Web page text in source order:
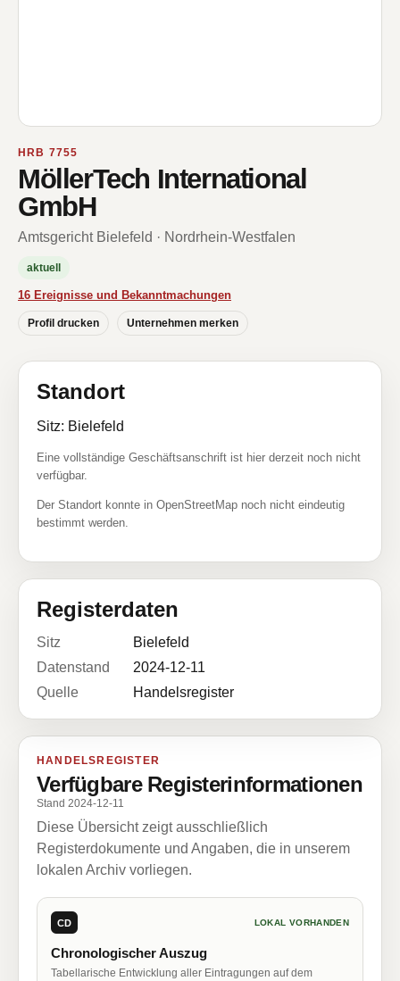
HRB 7755
MöllerTech International
GmbH
Amtsgericht Bielefeld · Nordrhein-Westfalen
aktuell
16 Ereignisse und Bekanntmachungen
Profil drucken Unternehmen merken
Standort
Sitz: Bielefeld
Eine vollständige Geschäftsanschrift ist hier derzeit noch nicht
verfügbar.
Der Standort konnte in OpenStreetMap noch nicht eindeutig
bestimmt werden.
Registerdaten
Sitz
Bielefeld
Datenstand
2024-12-11
Quelle
Handelsregister
HANDELSREGISTER
Verfügbare Registerinformationen
Stand 2024-12-11
Diese Übersicht zeigt ausschließlich
Registerdokumente und Angaben, die in unserem
lokalen Archiv vorliegen.
CD LOKAL VORHANDEN
Chronologischer Auszug
Tabellarische Entwicklung aller Eintragungen auf dem